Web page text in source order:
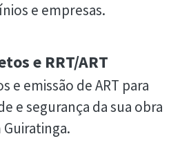
e empresas.
e RRT/ART
e emissão de ART para
e segurança da sua obra
Guiratinga.